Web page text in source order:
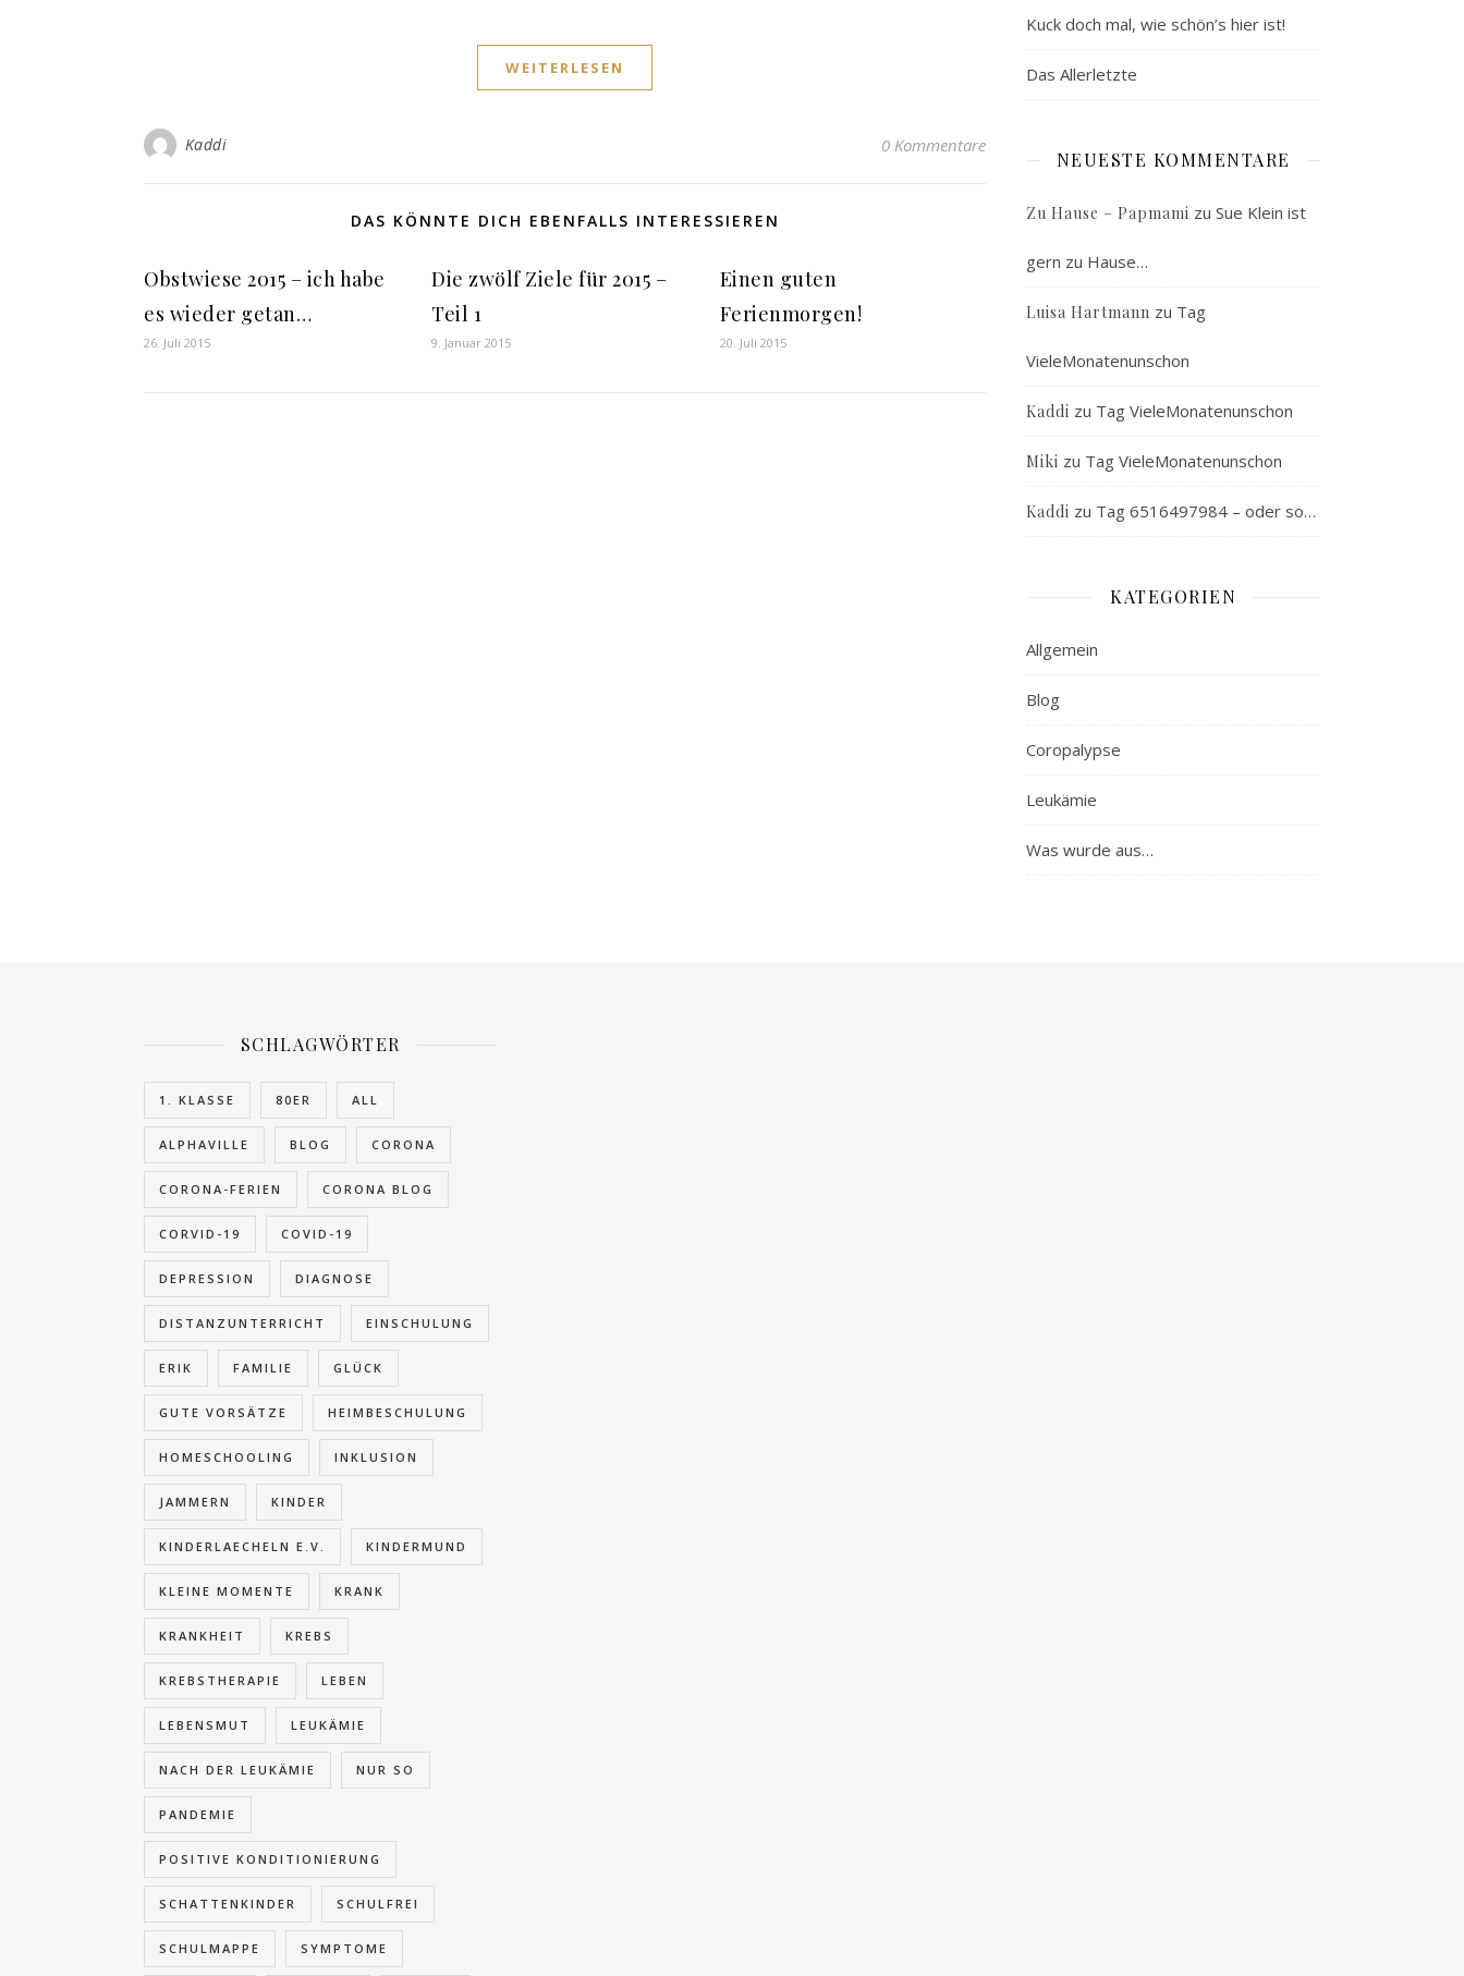
WEITERLESEN
Kaddi 0 Kommentare
DAS KÖNNTE DICH EBENFALLS INTERESSIEREN
Obstwiese 2015 – ich habe
es wieder getan…
26. Juli 2015
Die zwölf Ziele für 2015 –
Teil 1
9. Januar 2015
Einen guten
Ferienmorgen!
20. Juli 2015
Kuck doch mal, wie schön’s hier ist!
Das Allerletzte
NEUESTE KOMMENTARE
Zu Hause – Papmami zu Sue Klein ist
gern zu Hause…
Luisa Hartmann zu Tag
VieleMonatenunschon
Kaddi zu Tag VieleMonatenunschon
Miki zu Tag VieleMonatenunschon
Kaddi zu Tag 6516497984 – oder so…
KATEGORIEN
Allgemein
Blog
Coropalypse
Leukämie
Was wurde aus…
SCHLAGWÖRTER
1. KLASSE 80ER ALL
ALPHAVILLE BLOG CORONA
CORONA-FERIEN CORONA BLOG
CORVID-19 COVID-19
DEPRESSION DIAGNOSE
DISTANZUNTERRICHT EINSCHULUNG
ERIK FAMILIE GLÜCK
GUTE VORSÄTZE HEIMBESCHULUNG
HOMESCHOOLING INKLUSION
JAMMERN KINDER
KINDERLAECHELN E.V. KINDERMUND
KLEINE MOMENTE KRANK
KRANKHEIT KREBS
KREBSTHERAPIE LEBEN
LEBENSMUT LEUKÄMIE
NACH DER LEUKÄMIE NUR SO
PANDEMIE
POSITIVE KONDITIONIERUNG
SCHATTENKINDER SCHULFREI
SCHULMAPPE SYMPTOME